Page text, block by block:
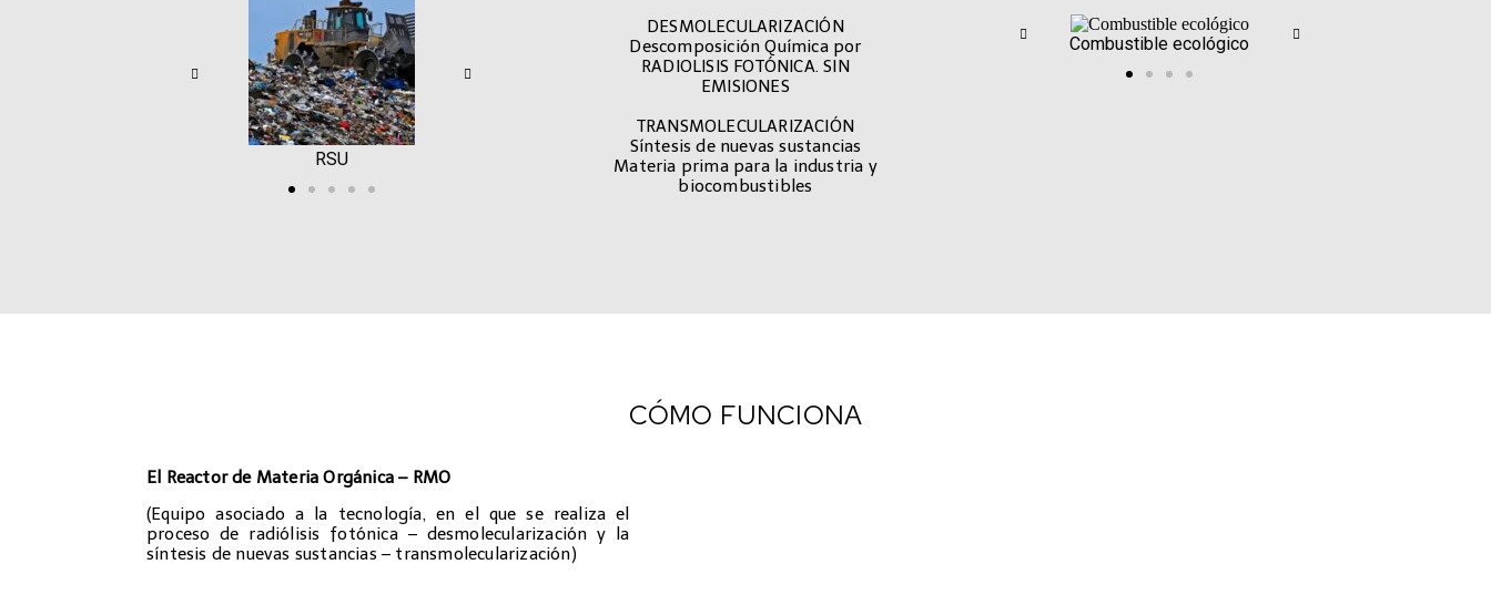
Biomasa RAEE
DESMOLECULARIZACIÓN
Descomposición Química por
RADIOLISIS FOTÓNICA. SIN
EMISIONES
TRANSMOLECULARIZACIÓN
Síntesis de nuevas sustancias
Materia prima para la industria y
biocombustibles
Carbón Combustible ecológico Aceite Ecológico
CÓMO FUNCIONA
El Reactor de Materia Orgánica – RMO
(Equipo asociado a la tecnología, en el que se realiza el
proceso de radiólisis fotónica – desmolecularización y la
síntesis de nuevas sustancias – transmolecularización)